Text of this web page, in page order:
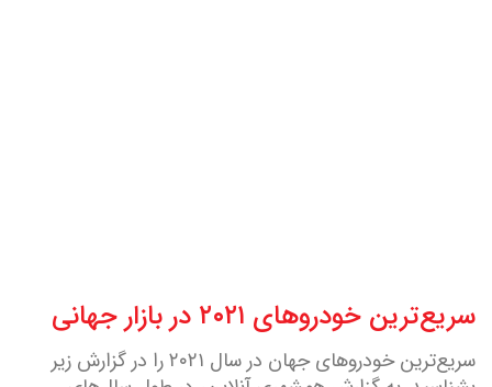
سریع‌ترین خودروهای ۲۰۲۱ در بازار جهانی
سریع‌ترین خودروهای جهان در سال ۲۰۲۱ را در گزارش زیر